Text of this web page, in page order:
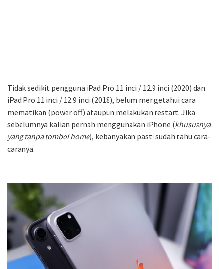
Tidak sedikit pengguna iPad Pro 11 inci / 12.9 inci (2020) dan
iPad Pro 11 inci / 12.9 inci (2018), belum mengetahui cara
mematikan (power off) ataupun melakukan restart. Jika
sebelumnya kalian pernah menggunakan iPhone (khususnya
yang tanpa tombol home), kebanyakan pasti sudah tahu cara-
caranya.